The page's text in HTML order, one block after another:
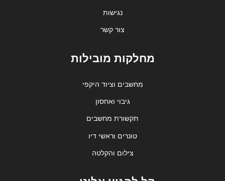
נגישות
צור קשר
מחלקות מובילות
מחשבים וציוד היקפי
גיבוי ואחסון
תקשורת מחשבים
טונרים וראשי דיו
צילום והקלטה